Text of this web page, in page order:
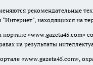
рекомендательные
находящихся на
«www.gazeta45.com»
на результаты
«www.gazeta45.com»,